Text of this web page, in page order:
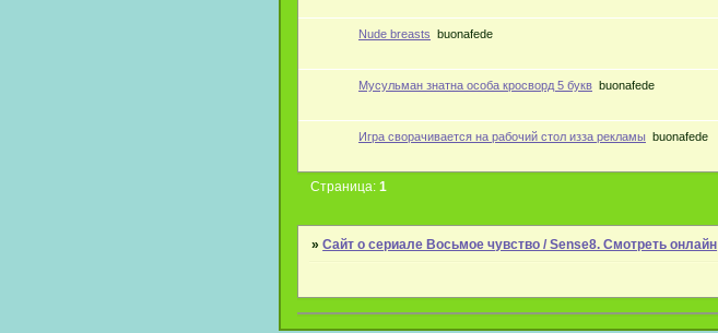
Nude breasts buonafede
Мусульман знатна особа кросворд 5 букв buonafede
Игра сворачивается на рабочий стол изза рекламы buonafede
Страница:1
»Сайт о сериале Восьмое чувство / Sense8. Смотреть онлайн